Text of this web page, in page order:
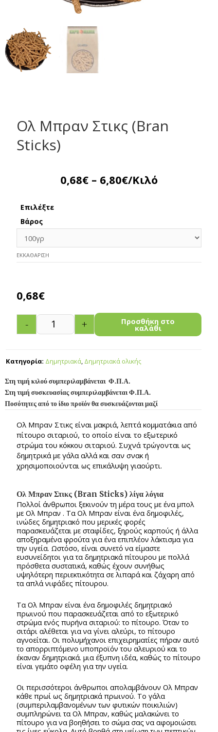
Ολ Μπραν Στικς (Bran
Sticks)
0,68€ – 6,80€/Κιλό
Επιλέξτε
Βάρος
ΕΚΚΑΘΆΡΙΣΗ
0,68€
- + Προσθήκη στο
καλάθι
Κατηγορία: Δημητριακά, Δημητριακά ολικής
Στη τιμή κιλού συμπεριλαμβάνεται Φ.Π.Α.
Στη τιμή συσκευασίας συμπεριλαμβάνεται Φ.Π.Α.
Ποσότητες από το ίδιο προϊόν θα συσκευάζονται μαζί
Ολ Μπραν Στικς είναι μακριά, λεπτά κομματάκια από
πίτουρο σιταριού, το οποίο είναι το εξωτερικό
στρώμα του κόκκου σιταριού. Συχνά τρώγονται ως
δημητρικά με γάλα αλλά και σαν σνακ ή
χρησιμοποιούνται ως επικάλυψη γιαούρτι.
Ολ Μπραν Στικς (Bran Sticks) λίγα λόγια
Πολλοί άνθρωποι ξεκινούν τη μέρα τους με ένα μπολ
με Ολ Μπραν . Τα Ολ Μπραν είναι ένα δημοφιλές,
ινώδες δημητριακό που μερικές φορές
παρασκευάζεται με σταφίδες, ξηρούς καρπούς ή άλλα
αποξηραμένα φρούτα για ένα επιπλέον λάκτισμα για
την υγεία. Ωστόσο, είναι συνετό να είμαστε
ευσυνείδητοι για τα δημητριακά πίτουρου με πολλά
πρόσθετα συστατικά, καθώς έχουν συνήθως
υψηλότερη περιεκτικότητα σε λιπαρά και ζάχαρη από
τα απλά νιφάδες πίτουρου.
Τα Ολ Μπραν είναι ένα δημοφιλές δημητριακό
πρωινού που παρασκευάζεται από το εξωτερικό
στρώμα ενός πυρήνα σιταριού: το πίτουρο. Όταν το
σιτάρι αλέθεται για να γίνει αλεύρι, το πίτουρο
αγνοείται. Οι πολυμήχανοι επιχειρηματίες πήραν αυτό
το απορριπτόμενο υποπροϊόν του αλευριού και το
έκαναν δημητριακά. μια έξυπνη ιδέα, καθώς το πίτουρο
είναι γεμάτο οφέλη για την υγεία.
Οι περισσότεροι άνθρωποι απολαμβάνουν Ολ Μπραν
κάθε πρωί ως δημητριακά πρωινού. Το γάλα
(συμπεριλαμβανομένων των φυτικών ποικιλιών)
συμπληρώνει τα Ολ Μπραν, καθώς μαλακώνει το
πίτουρο για να βοηθήσει το σώμα σας να αφομοιώσει